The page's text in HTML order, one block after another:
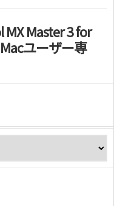
Master 3 for
ユーザー専